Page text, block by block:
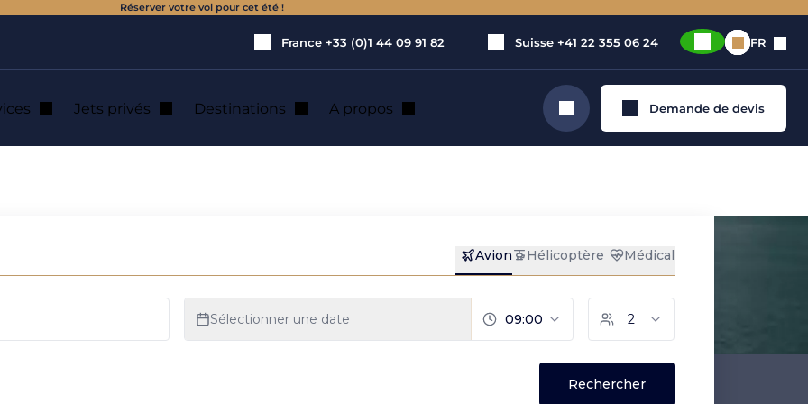
Réserver votre vol pour cet été !
France +33 (0)1 44 09 91 82 Suisse +41 22 355 06 24 FR
Jets privés Destinations A propos Rechercher Demande de devis